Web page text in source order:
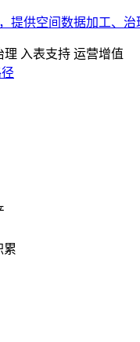
提供空间数据加工、
理 入表支持 运营增值
累